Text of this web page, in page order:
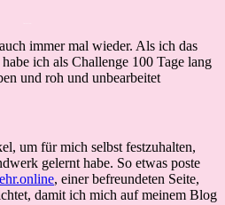
immer mal wieder. Als ich das
ich als Challenge 100 Tage lang
und roh und unbearbeitet
um für mich selbst festzuhalten,
gelernt habe. So etwas poste
, einer befreundeten Seite,
damit ich mich auf meinem Blog